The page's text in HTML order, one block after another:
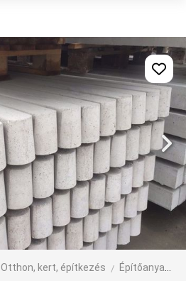
Otthon, kert, építkezés Építőanyag